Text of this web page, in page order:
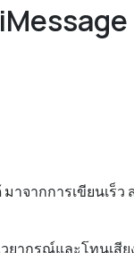
จากการเขียนเร็
วยากรณ์และโทนเ